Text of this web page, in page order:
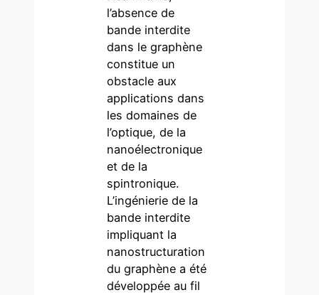
l’absence de
bande interdite
dans le graphène
constitue un
obstacle aux
applications dans
les domaines de
l’optique, de la
nanoélectronique
et de la
spintronique.
L’ingénierie de la
bande interdite
impliquant la
nanostructuration
du graphène a été
développée au fil